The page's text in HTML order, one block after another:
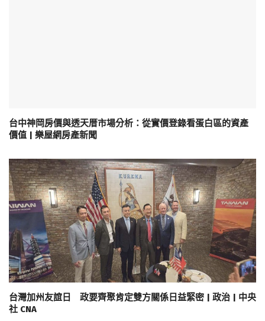
台中神岡房價與透天厝市場分析：從實價登錄看蛋白區的資產
價值 | 樂屋網房產新聞
台灣加州友誼日 政要齊聚肯定雙方關係日益緊密 | 政治 | 中央
社 CNA